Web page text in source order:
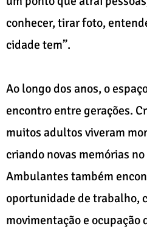
conhecer, tirar foto,
cidade tem”.
Ao longo dos anos, o
encontro entre gerações.
muitos adultos viveram
criando novas memórias
Ambulantes também
oportunidade de trabalho,
movimentação e ocupação